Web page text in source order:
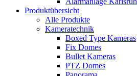
Produktübersicht
Alle Produkte
Kameratechnik
Boxed Type Kameras
Fix Domes
Bullet Kameras
PTZ Domes